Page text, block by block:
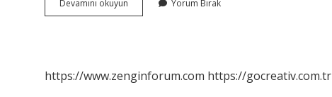
Devamını okuyun Karabükün
Genel
Yorum Bırak
https://www.zenginforum.com https://gocreativ.com.tr